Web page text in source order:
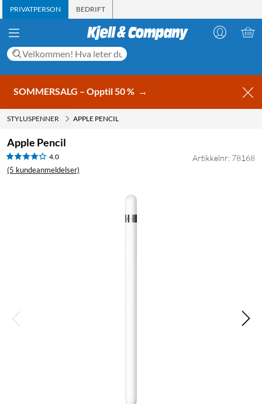
PRIVATPERSON BEDRIFT
SOMMERSALG – Opptil 50 % →
STYLUSPENNER APPLE PENCIL
Apple Pencil
4.0
(5 kundeanmeldelser)
Artikkelnr: 78168